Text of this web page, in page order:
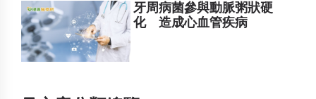
牙周病菌參與動脈粥狀硬
化 造成心血管疾病